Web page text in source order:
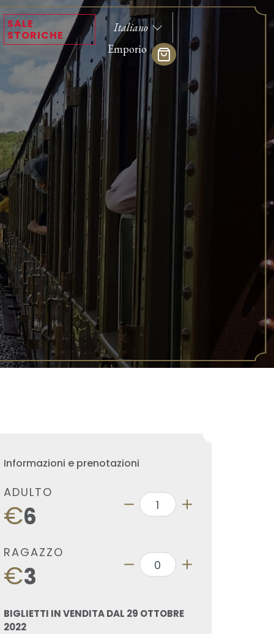
SALE
STORICHE
Emporio
Informazioni e prenotazioni
ADULTO
€6
RAGAZZO
€3
BIGLIETTI IN VENDITA DAL 29 OTTOBRE
2022